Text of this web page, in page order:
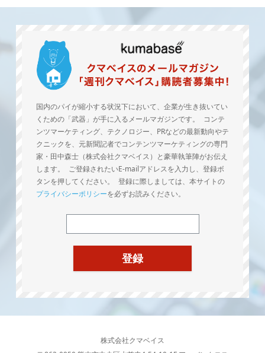
国内のパイが縮小する状況下において、企業が生き抜いてい
くための「武器」が手に入るメールマガジンです。 コンテ
ンツマーケティング、テクノロジー、PRなどの最新動向やテ
クニックを、元新聞記者でコンテンツマーケティングの専門
家・田中森士（株式会社クマベイス）と豪華執筆陣がお伝え
します。 ご登録されたいE-mailアドレスを入力し、登録ボ
タンを押してください。 登録に際しましては、本サイトの
プライバシーポリシーを必ずお読みください。
株式会社クマベイス